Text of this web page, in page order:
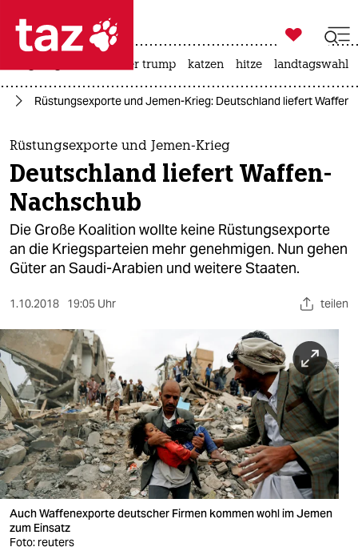
 taz zahl ich
taz zahl ich
themen
politik
öko
gesellschaft
sport
berlin
nord
wahrheit
verlag
verlag
veranstaltungen

taz zahl ich
usa unter trump katzen hitze landtagswahl
Rüstungsexporte und Jemen-Krieg: Deutsch­land liefert
Rüstungsexporte und Jemen-Krieg
Deutsch­land liefert Waffen-
Nachschub
Die Große Koalition wollte keine Rüstungsexporte
an die Kriegsparteien mehr genehmigen. Nun gehen
Güter an Saudi-Arabien und weitere Staaten.
1.10.2018 19:05 Uhr teilen
Auch Waffenexporte deutscher Firmen kommen wohl im Jemen
zum Einsatz
Foto: reuters